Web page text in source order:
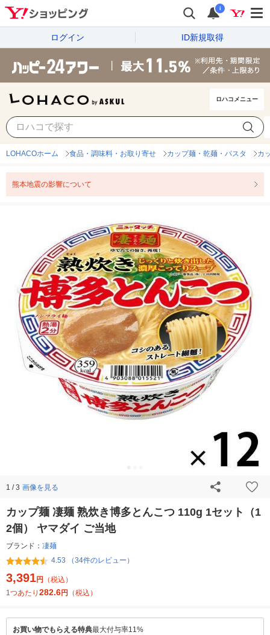
i
ログイン ID新規取得
ロハコメニュー
LOHACOホーム 食品・調味料・お取り寄せ カップ麺・乾麺・パスタ カ
熊本地震の影響について
1 / 3 画像を見る
カップ麺 凄麺 熟炊き博多とんこつ 110g 1セット（1
2個） ヤマダイ ご当地
ブランド： 凄麺
4.53 （34件のレビュー）
3,391円
（税込）
1つあたり 282.6円 （税込）
お買い物でもらえる特典最大付与率11%